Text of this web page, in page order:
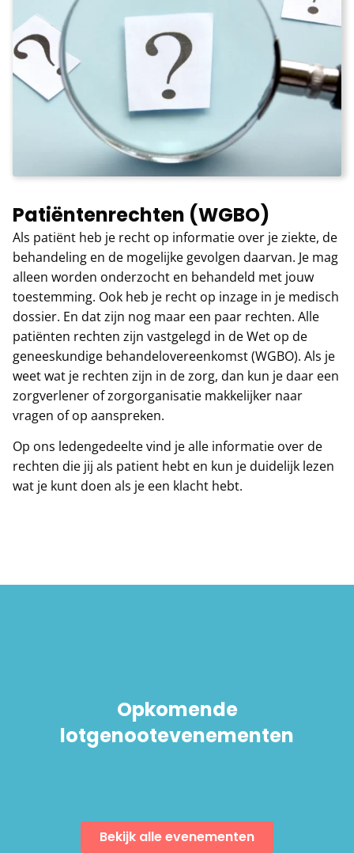
Patiëntenrechten (WGBO)
Als patiënt heb je recht op informatie over je ziekte, de
behandeling en de mogelijke gevolgen daarvan. Je mag
alleen worden onderzocht en behandeld met jouw
toestemming. Ook heb je recht op inzage in je medisch
dossier. En dat zijn nog maar een paar rechten. Alle
patiënten rechten zijn vastgelegd in de Wet op de
geneeskundige behandelovereenkomst (WGBO). Als je
weet wat je rechten zijn in de zorg, dan kun je daar een
zorgverlener of zorgorganisatie makkelijker naar
vragen of op aanspreken.
Op ons ledengedeelte vind je alle informatie over de
rechten die jij als patient hebt en kun je duidelijk lezen
wat je kunt doen als je een klacht hebt.
Opkomende
lotgenootevenementen
Bekijk alle evenementen